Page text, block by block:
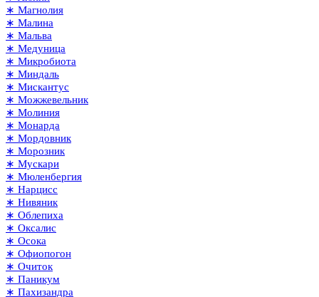
∗ Магнолия
∗ Малина
∗ Мальва
∗ Медуница
∗ Микробиота
∗ Миндаль
∗ Мискантус
∗ Можжевельник
∗ Молиния
∗ Монарда
∗ Мордовник
∗ Морозник
∗ Мускари
∗ Мюленбергия
∗ Нарцисс
∗ Нивяник
∗ Облепиха
∗ Оксалис
∗ Осока
∗ Офиопогон
∗ Очиток
∗ Паникум
∗ Пахизандра